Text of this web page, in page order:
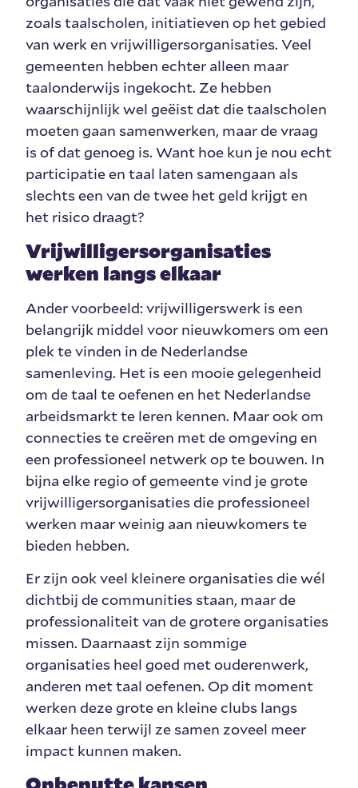
zoals taalscholen, initiatieven op het gebied
van werk en vrijwilligersorganisaties. Veel
gemeenten hebben echter alleen maar
taalonderwijs ingekocht. Ze hebben
waarschijnlijk wel geëist dat die taalscholen
moeten gaan samenwerken, maar de vraag
is of dat genoeg is. Want hoe kun je nou echt
participatie en taal laten samengaan als
slechts een van de twee het geld krijgt en
het risico draagt?
Vrijwilligersorganisaties
werken langs elkaar
Ander voorbeeld: vrijwilligerswerk is een
belangrijk middel voor nieuwkomers om een
plek te vinden in de Nederlandse
samenleving. Het is een mooie gelegenheid
om de taal te oefenen en het Nederlandse
arbeidsmarkt te leren kennen. Maar ook om
connecties te creëren met de omgeving en
een professioneel netwerk op te bouwen. In
bijna elke regio of gemeente vind je grote
vrijwilligersorganisaties die professioneel
werken maar weinig aan nieuwkomers te
bieden hebben.
Er zijn ook veel kleinere organisaties die wél
dichtbij de communities staan, maar de
professionaliteit van de grotere organisaties
missen. Daarnaast zijn sommige
organisaties heel goed met ouderenwerk,
anderen met taal oefenen. Op dit moment
werken deze grote en kleine clubs langs
elkaar heen terwijl ze samen zoveel meer
impact kunnen maken.